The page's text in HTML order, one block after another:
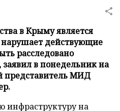
в Крыму является
действующие
расследовано
в понедельник на
представитель МИД
инфраструктуру на